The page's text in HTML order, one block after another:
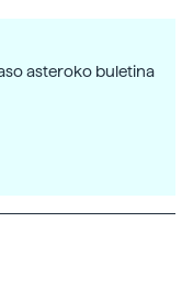
asteroko buletina